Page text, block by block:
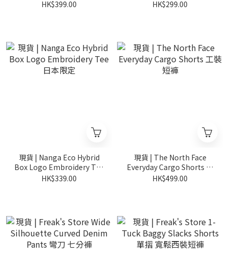
紋 短袖
HK$399.00 Logo T-Shirt 日本限定
HK$299.00
現貨 | Nanga Eco Hybrid
Box Logo Embroidery Tee
日本限定
HK$339.00
現貨 | The North Face
Everyday Cargo Shorts 工
裝短褲
HK$499.00